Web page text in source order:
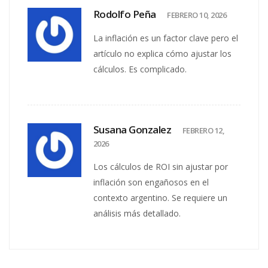
Rodolfo Peña FEBRERO 10, 2026
La inflación es un factor clave pero el
artículo no explica cómo ajustar los
cálculos. Es complicado.
Susana Gonzalez
FEBRERO 12,
2026
Los cálculos de ROI sin ajustar por
inflación son engañosos en el
contexto argentino. Se requiere un
análisis más detallado.